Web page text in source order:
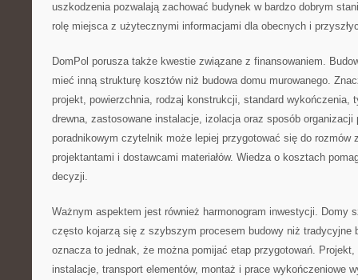
uszkodzenia pozwalają zachować budynek w bardzo dobrym
rolę miejsca z użytecznymi informacjami dla obecnych i
DomPol porusza także kwestie związane z finansowaniem.
mieć inną strukturę kosztów niż budowa domu murowanego.
projekt, powierzchnia, rodzaj konstrukcji, standard wykończenia,
drewna, zastosowane instalacje, izolacja oraz sposób organizacji
poradnikowym czytelnik może lepiej przygotować się do rozmów
projektantami i dostawcami materiałów. Wiedza o kosztach
decyzji.
Ważnym aspektem jest również harmonogram inwestycji. Domy
często kojarzą się z szybszym procesem budowy niż tradycyjne
oznacza to jednak, że można pomijać etap przygotowań.
instalacje, transport elementów, montaż i prace wykończeniowe